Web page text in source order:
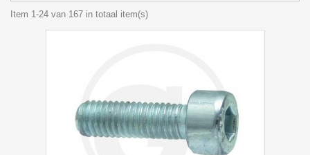
Item 1-24 van 167 in totaal item(s)